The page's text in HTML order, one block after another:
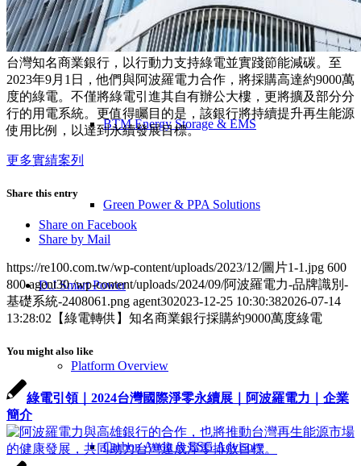
Solar O&M & Smart Monitoring
BTM Energy Storage & EMS
Green Power & PPA Solutions
D.J Smart Power
Platform Overview
Carbon Audit & ESG Advisory
台灣知名商業銀行，以行動力支持綠電並實踐節能減碳。至
2023年9月1日，他們與阿波羅電力合作，將採購高達約9000萬
度的綠電。不僅將綠電引進其自有辦公大樓，更將擴及部分分
行的用電系統。更值得矚目的是，該銀行將持續提升再生能源
使用比例，以達到永續發展目標。
更多實績案列
Share this entry
Share on Facebook
Share by Mail
https://re100.com.tw/wp-content/uploads/2023/12/圖片1-1.jpg 600
800 agent30 /wp-content/uploads/2024/09/阿波羅電力-品牌識別-
基礎系統-2408061.png agent302023-12-25 10:30:382026-07-14
13:28:02 【綠電轉供】知名商業銀行採購約9000萬度綠電
You might also like
綠電引領｜2024台灣國際淨零永續展｜阿波羅電力｜企業
簡介